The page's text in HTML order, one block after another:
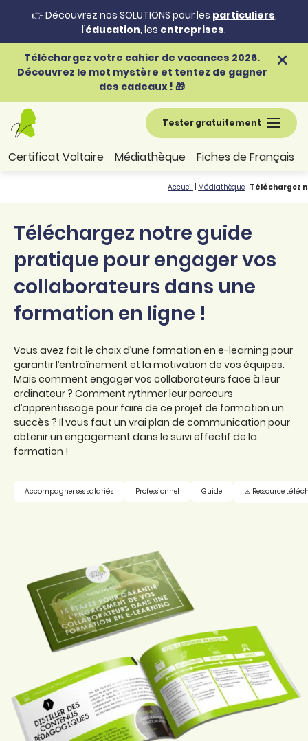
👉 Découvrez nos SOLUTIONS pour les particuliers,
l’éducation, les entreprises.
Téléchargez votre cahier de vacances 2026.
Découvrez le mot mystère et tentez de gagner
des cadeaux ! 🎁
Tester gratuitement
Certificat Voltaire Médiathèque Fiches de Français
Accueil Médiathèque Téléchargez
Téléchargez notre guide
pratique pour engager vos
collaborateurs dans une
formation en ligne !
Vous avez fait le choix d’une formation en e-learning pour
garantir l’entraînement et la motivation de vos équipes.
Mais comment engager vos collaborateurs face à leur
ordinateur ? Comment rythmer leur parcours
d’apprentissage pour faire de ce projet de formation un
succès ? Il vous faut un vrai plan de communication pour
obtenir un engagement dans le suivi effectif de la
formation !
Accompagner ses salariés Professionnel Guide Ressource